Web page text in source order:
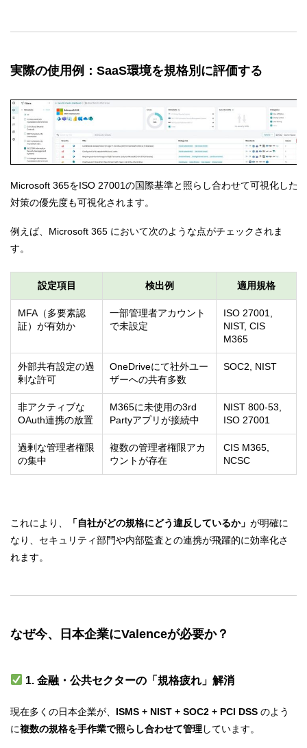
実際の使用例：SaaS環境を規格別に評価する
Microsoft 365をISO 27001の国際基準と照らし合わせて可視化した
対策の優先度も可視化されます。
例えば、Microsoft 365 において次のような点がチェックされま
す。
設定項目 検出例 適用規格
MFA（多要素認
証）が有効か
一部管理者アカウント
で未設定
ISO 27001,
NIST, CIS
M365
外部共有設定の過
剰な許可
OneDriveにて社外ユー
ザーへの共有多数
SOC2, NIST
非アクティブな
OAuth連携の放置
M365に未使用の3rd
Partyアプリが接続中
NIST 800-53,
ISO 27001
過剰な管理者権限
の集中
複数の管理者権限アカ
ウントが存在
CIS M365,
NCSC
これにより、 「自社がどの規格にどう違反しているか」 が明確に
なり、セキュリティ部門や内部監査との連携が飛躍的に効率化さ
れます。
なぜ今、日本企業にValenceが必要か？
1. 金融・公共セクターの「規格疲れ」解消
現在多くの日本企業が、 ISMS + NIST + SOC2 + PCI DSS のよう
に複数の規格を手作業で照らし合わせて管理しています。